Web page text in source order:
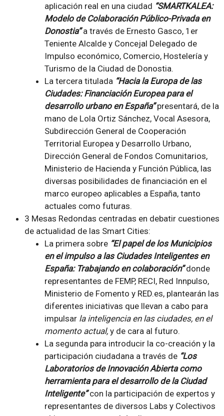
aplicación real en una ciudad “SMARTKALEA:
Modelo de Colaboración Público-Privada en
Donostia”a través de Ernesto Gasco, 1er
Teniente Alcalde y Concejal Delegado de
Impulso económico, Comercio, Hostelería y
Turismo de la Ciudad de Donostia.
La tercera titulada “Hacia la Europa de las
Ciudades: Financiación Europea para el
desarrollo urbano en España”presentará, de la
mano de Lola Ortiz Sánchez, Vocal Asesora,
Subdirección General de Cooperación
Territorial Europea y Desarrollo Urbano,
Dirección General de Fondos Comunitarios,
Ministerio de Hacienda y Función Pública, las
diversas posibilidades de financiación en el
marco europeo aplicables a España, tanto
actuales como futuras.
3 Mesas Redondas centradas en debatir cuestiones
de actualidad de las Smart Cities:
La primera sobre “El papel de los Municipios
en el impulso a las Ciudades Inteligentes en
España: Trabajando en colaboración”donde
representantes de FEMP, RECI, Red Innpulso,
Ministerio de Fomento y RED.es, plantearán las
diferentes iniciativas que llevan a cabo para
impulsar la inteligencia en las ciudades, en el
momento actual, y de cara al futuro.
La segunda para introducir la co-creación y la
participación ciudadana a través de “Los
Laboratorios de Innovación Abierta como
herramienta para el desarrollo de la Ciudad
Inteligente”con la participación de expertos y
representantes de diversos Labs y Colectivos